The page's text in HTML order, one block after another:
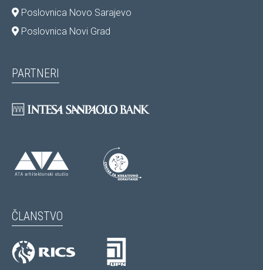
Poslovnica Novo Sarajevo
Poslovnica Novi Grad
PARTNERI
ČLANSTVO